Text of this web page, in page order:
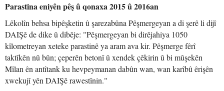
Parastina eniyên pêş û qonaxa 2015 û 2016an
Lêkolîn behsa bipêşketin û şarezabûna Pêşmergeyan a di şerê li dijî
DAIŞê de dike û dibêje: "Pêşmergeyan bi dirêjahiya 1050
kîlometreyan xeteke parastinê ya aram ava kir. Pêşmerge fêrî
taktîkên nû bûn; çeperên betonî û xendek çêkirin û bi mûşekên
Mîlan ên antîtank ku hevpeymanan dabûn wan, wan karîbû êrişên
xwekujî yên DAIŞê rawestînin."